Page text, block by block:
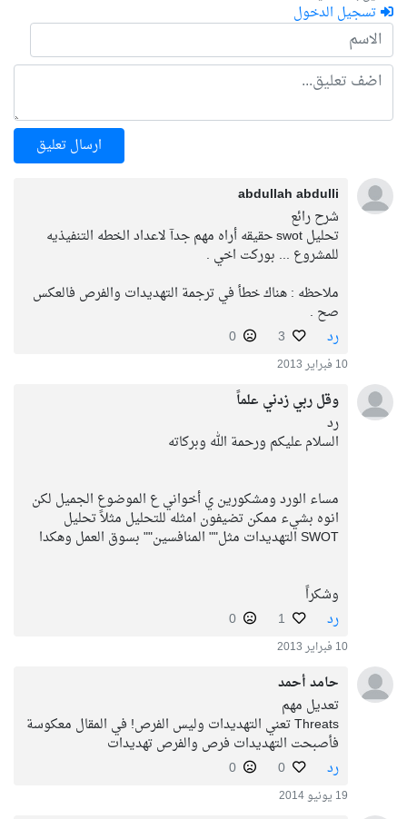
تسجيل الدخول
ارسال تعليق
abdullah abdulli
شرح رائع
تحليل swot حقيقه أراه مهم جدآ لاعداد الخطه التنفيذيه
للمشروع ... بوركت اخي .
ملاحظه : هناك خطأ في ترجمة التهديدات والفرص فالعكس
صح .
رد
3
0
10 فبراير 2013
وقل ربي زدني علماً
رد
السلام عليكم ورحمة الله وبركاته
مساء الورد ومشكورين ي أخواني ع الموضوع الجميل لكن
انوه بشيء ممكن تضيفون امثله للتحليل مثلاً تحليل
SWOT التهديدات مثل"" المنافسين"" بسوق العمل وهكدا
وشكراً
رد
1
0
10 فبراير 2013
حامد أحمد
تعديل مهم
Threats تعني التهديدات وليس الفرص! في المقال معكوسة
فأصبحت التهديدات فرص والفرص تهديدات
رد
0
0
19 يونيو 2014